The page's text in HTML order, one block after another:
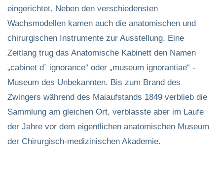
eingerichtet. Neben den verschiedensten
Wachsmodellen kamen auch die anatomischen und
chirurgischen Instrumente zur Ausstellung. Eine
Zeitlang trug das Anatomische Kabinett den Namen
„cabinet d´ ignorance“ oder „museum ignorantiae“ -
Museum des Unbekannten. Bis zum Brand des
Zwingers während des Maiaufstands 1849 verblieb die
Sammlung am gleichen Ort, verblasste aber im Laufe
der Jahre vor dem eigentlichen anatomischen Museum
der Chirurgisch-medizinischen Akademie.